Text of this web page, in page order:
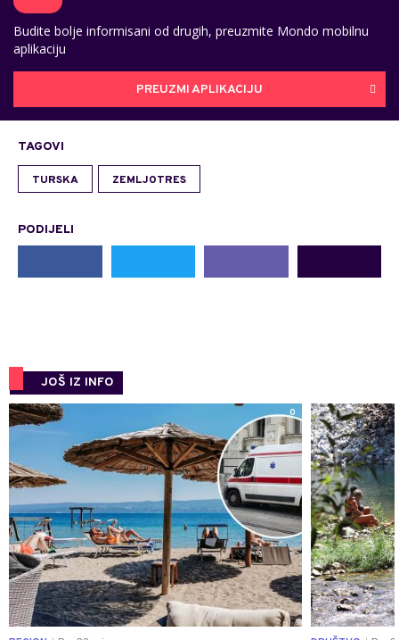
Budite bolje informisani od drugih, preuzmite Mondo mobilnu
aplikaciju
PREUZMI APLIKACIJU
TAGOVI
TURSKA ZEMLJOTRES
PODIJELI
JOŠ IZ INFO
0